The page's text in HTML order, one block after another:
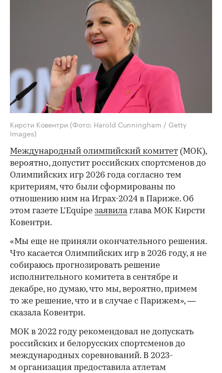
Кирсти Ковентри (Фото: Harold Cunningham / Getty
Images)
Международный олимпийский комитет (МОК),
вероятно, допустит российских спортсменов до
Олимпийских игр 2026 года согласно тем
критериям, что были сформированы по
отношению ним на Играх-2024 в Париже. Об
этом газете L'Equipe заявилаглава МОК Кирсти
Ковентри.
«Мы еще не приняли окончательного решения.
Что касается Олимпийских игр в 2026 году, я не
собираюсь прогнозировать решение
исполнительного комитета в сентябре и
декабре, но думаю, что мы, вероятно, примем
то же решение, что и в случае с Парижем», —
сказала Ковентри.
МОК в 2022 году рекомендовал не допускать
российских и белорусских спортсменов до
международных соревнований. В 2023-
м организация предоставила атлетам